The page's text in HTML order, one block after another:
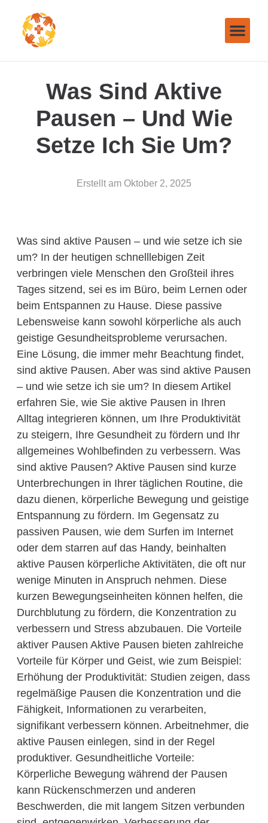
Was Sind Aktive
Pausen – Und Wie
Setze Ich Sie Um?
Erstellt am Oktober 2, 2025
Was sind aktive Pausen – und wie setze ich sie
um? In der heutigen schnelllebigen Zeit
verbringen viele Menschen den Großteil ihres
Tages sitzend, sei es im Büro, beim Lernen oder
beim Entspannen zu Hause. Diese passive
Lebensweise kann sowohl körperliche als auch
geistige Gesundheitsprobleme verursachen.
Eine Lösung, die immer mehr Beachtung findet,
sind aktive Pausen. Aber was sind aktive Pausen
– und wie setze ich sie um? In diesem Artikel
erfahren Sie, wie Sie aktive Pausen in Ihren
Alltag integrieren können, um Ihre Produktivität
zu steigern, Ihre Gesundheit zu fördern und Ihr
allgemeines Wohlbefinden zu verbessern. Was
sind aktive Pausen? Aktive Pausen sind kurze
Unterbrechungen in Ihrer täglichen Routine, die
dazu dienen, körperliche Bewegung und geistige
Entspannung zu fördern. Im Gegensatz zu
passiven Pausen, wie dem Surfen im Internet
oder dem starren auf das Handy, beinhalten
aktive Pausen körperliche Aktivitäten, die oft nur
wenige Minuten in Anspruch nehmen. Diese
kurzen Bewegungseinheiten können helfen, die
Durchblutung zu fördern, die Konzentration zu
verbessern und Stress abzubauen. Die Vorteile
aktiver Pausen Aktive Pausen bieten zahlreiche
Vorteile für Körper und Geist, wie zum Beispiel:
Erhöhung der Produktivität: Studien zeigen, dass
regelmäßige Pausen die Konzentration und die
Fähigkeit, Informationen zu verarbeiten,
signifikant verbessern können. Arbeitnehmer, die
aktive Pausen einlegen, sind in der Regel
produktiver. Gesundheitliche Vorteile:
Körperliche Bewegung während der Pausen
kann Rückenschmerzen und anderen
Beschwerden, die mit langem Sitzen verbunden